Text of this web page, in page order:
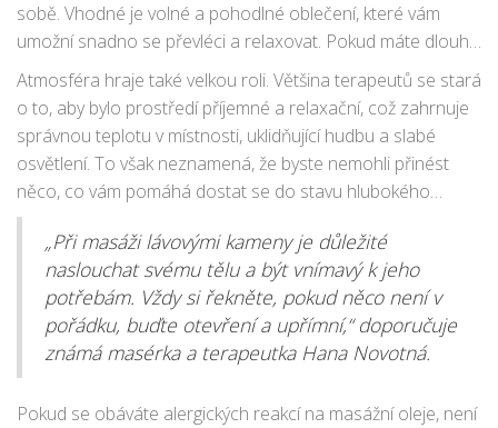
sobě. Vhodné je volné a pohodlné oblečení, které vám
umožní snadno se převléci a relaxovat. Pokud máte dlouhé
vlasy, vezměte si s sebou gumičku nebo sponku, abyste je
mohli snadno uspořádat a nebyli rušeni během masáže.
Atmosféra hraje také velkou roli. Většina terapeutů se stará
o to, aby bylo prostředí příjemné a relaxační, což zahrnuje
správnou teplotu v místnosti, uklidňující hudbu a slabé
osvětlení. To však neznamená, že byste nemohli přinést
něco, co vám pomáhá dostat se do stavu hlubokého
uvolnění. Možná máte oblíbenou hudbu nebo vůni, která
vám pomáhá relaxovat; určitě se o tom předem domluvte s
vaším terapeutem.
„Při masáži lávovými kameny je důležité
naslouchat svému tělu a být vnímavý k jeho
potřebám. Vždy si řekněte, pokud něco není v
pořádku, buďte otevření a upřímní,“ doporučuje
známá masérka a terapeutka Hana Novotná.
Pokud se obáváte alergických reakcí na masážní oleje, není